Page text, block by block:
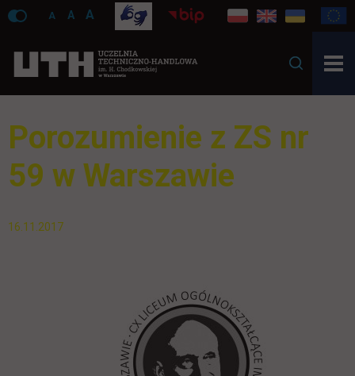
A A A
Porozumienie z ZS nr
59 w Warszawie
16.11.2017